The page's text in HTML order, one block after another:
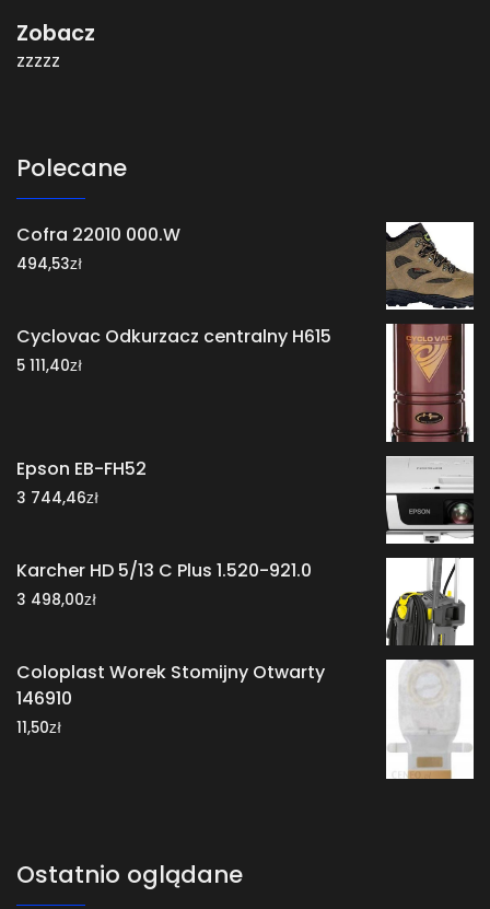
Zobacz
zzzzz
Polecane
Cofra 22010 000.W
494,53zł
Cyclovac Odkurzacz centralny H615
5 111,40zł
Epson EB-FH52
3 744,46zł
Karcher HD 5/13 C Plus 1.520-921.0
3 498,00zł
Coloplast Worek Stomijny Otwarty
146910
11,50zł
Ostatnio oglądane